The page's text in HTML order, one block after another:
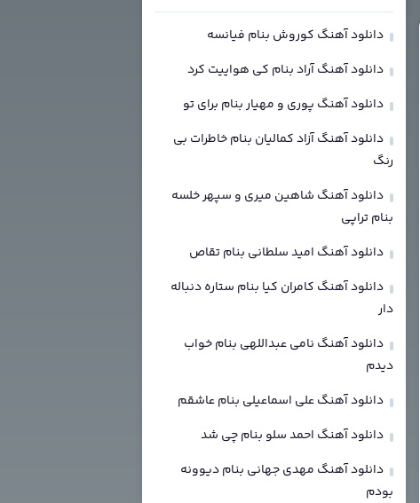
دانلود آهنگ کوروش بنام فیانسه
دانلود آهنگ آراد بنام کی هواییت کرد
دانلود آهنگ پوری و مهیار بنام برای تو
دانلود آهنگ آزاد کمالیان بنام خاطرات بی
رنگ
دانلود آهنگ شاهین میری و سپهر خلسه
بنام تراپی
دانلود آهنگ امید سلطانی بنام تقاص
دانلود آهنگ کامران کیا بنام ستاره دنباله
دار
دانلود آهنگ نامی عبداللهی بنام خواب
دیدم
دانلود آهنگ علی اسماعیلی بنام عاشقم
دانلود آهنگ احمد سلو بنام چی شد
دانلود آهنگ مهدی جهانی بنام دیوونه
بودم